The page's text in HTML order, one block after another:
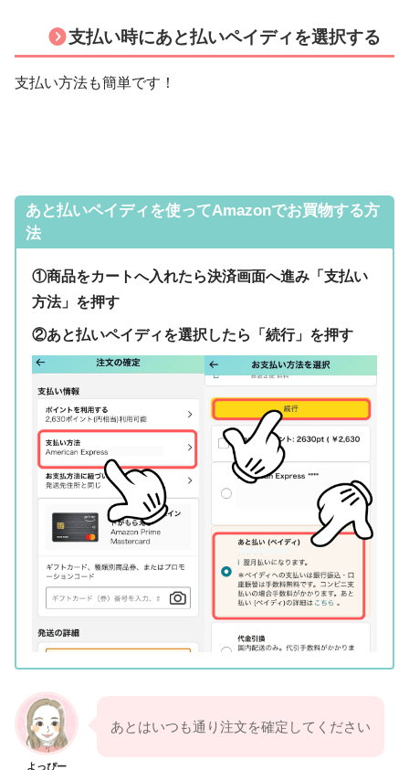
支払い時にあと払いペイディを選択する
支払い方法も簡単です！
あと払いペイディを使ってAmazonでお買物する方
法
①商品をカートへ入れたら決済画面へ進み「支払い
方法」を押す
②あと払いペイディを選択したら「続行」を押す
よっぴー
あとはいつも通り注文を確定してください